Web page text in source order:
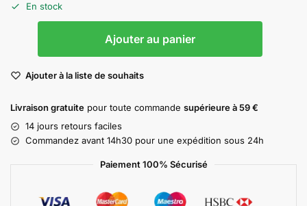
En stock
Ajouter au panier
Ajouter à la liste de souhaits
Livraison gratuite pour toute commande supérieure à 59 €
14 jours retours faciles
Commandez avant 14h30 pour une expédition sous 24h
Paiement 100% Sécurisé